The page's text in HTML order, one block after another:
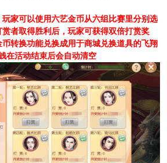
玩家可以使用六艺金币从六组比赛里分别选
者取得胜利后，玩家可获得双倍打赏奖
转换功能兑换成用于商城兑换道具的飞翔
在活动结束后会自动清空